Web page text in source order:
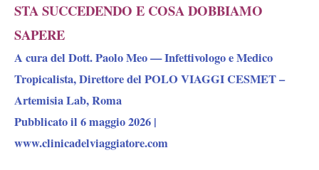
STA SUCCEDENDO E COSA DOBBIAMO
SAPERE
A cura del Dott. Paolo Meo — Infettivologo e Medico
Tropicalista, Direttore del POLO VIAGGI CESMET –
Artemisia Lab, Roma
Pubblicato il 6 maggio 2026 |
www.clinicadelviaggiatore.com